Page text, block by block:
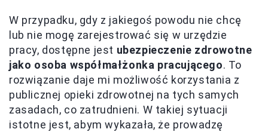
W przypadku, gdy z jakiegoś powodu nie chcę
lub nie mogę zarejestrować się w urzędzie
pracy, dostępne jest ubezpieczenie zdrowotne
jako osoba współmałżonka pracującego. To
rozwiązanie daje mi możliwość korzystania z
publicznej opieki zdrowotnej na tych samych
zasadach, co zatrudnieni. W takiej sytuacji
istotne jest, abym wykazała, że prowadzę